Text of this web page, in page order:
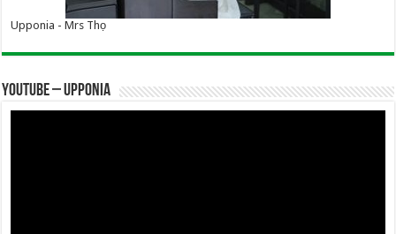
Upponia - Mrs Thọ
YOUTUBE – UPPONIA